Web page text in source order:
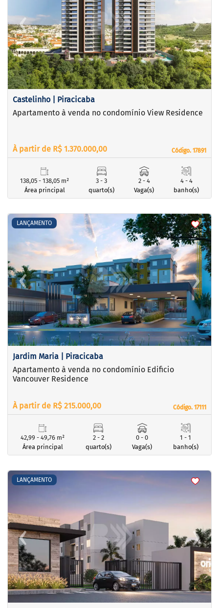
‹Previous ›Next
Castelinho | Piracicaba
Código. 17891
Código. 17891
Apartamento à venda no condomínio View Residence
À partir de R$ 1.370.000,00
138,05 - 138,05 m²
Área principal
3 - 3
quarto(s)
2 - 4
Vaga(s)
4 - 4
banho(s)
LANÇAMENTO
< <<<
‹Previous ›Next
Jardim Maria | Piracicaba
Código. 17111
Código. 17111
Apartamento à venda no condomínio Edificio
Vancouver Residence
À partir de R$ 215.000,00
42,99 - 49,76 m²
Área principal
2 - 2
quarto(s)
0 - 0
Vaga(s)
1 - 1
banho(s)
LANÇAMENTO
< <<<
‹Previous ›Next